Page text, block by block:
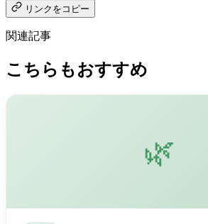
リンクをコピー
関連記事
こちらもおすすめ
🌿